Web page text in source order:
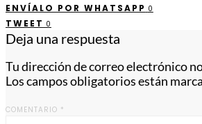
ENVÍALO POR WHATSAPP 0
TWEET 0
Deja una respuesta
Tu dirección de correo electrónico
Los campos obligatorios están
COMENTARIO *